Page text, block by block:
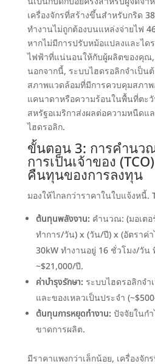
เครื่องจักรที่สร้างขึ้นสำหรับกริด
ทำงานไม่ถูกต้องบนแหล่งจ่ายไฟ
หากไม่มีการปรับหม้อแปลงและได
ไฟฟ้าที่แน่นอนให้กับผู้ผลิตของคุณ
นอกจากนี้, ระบบไฮดรอลิกจำเป็น
สภาพแวดล้อมที่มีการควบคุมสภา
แคนาดาหรือความร้อนในพื้นที่ตะวั
สหรัฐอเมริกาส่งผลต่อความหนืด
ไฮดรอลิก.
ขั้นตอน 3: การคำนว
การเป็นเจ้าของ
คืนทุนของการลงทุน
มองให้ไกลกว่าราคาในใบแจ้งหนี้.
ต้นทุนพลังงาน: คำนวณ: (มอเตอ
ทำการ/วัน) x (วัน/ปี) x (อัตราค่
30kW ทำงานอยู่ 16 ชั่วโมง/วัน
~$21,000/ปี.
ค่าบำรุงรักษา: ระบบไฮดรอลิกจำ
และของเหลวเป็นประจำ
ต้นทุนการหยุดทำงาน: ปัจจัยในก
ขาดการผลิต.
มีราคาแพงกว่าเล็กน้อย, เครื่องจั